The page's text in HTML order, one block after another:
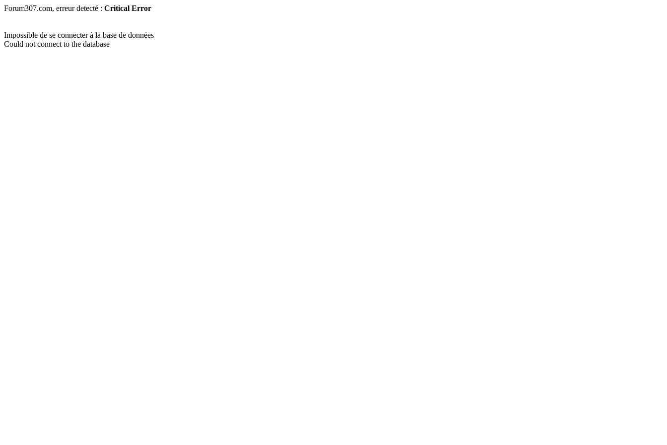
Forum307.com, erreur detecté : Critical Error
Impossible de se connecter à la base de données
Could not connect to the database